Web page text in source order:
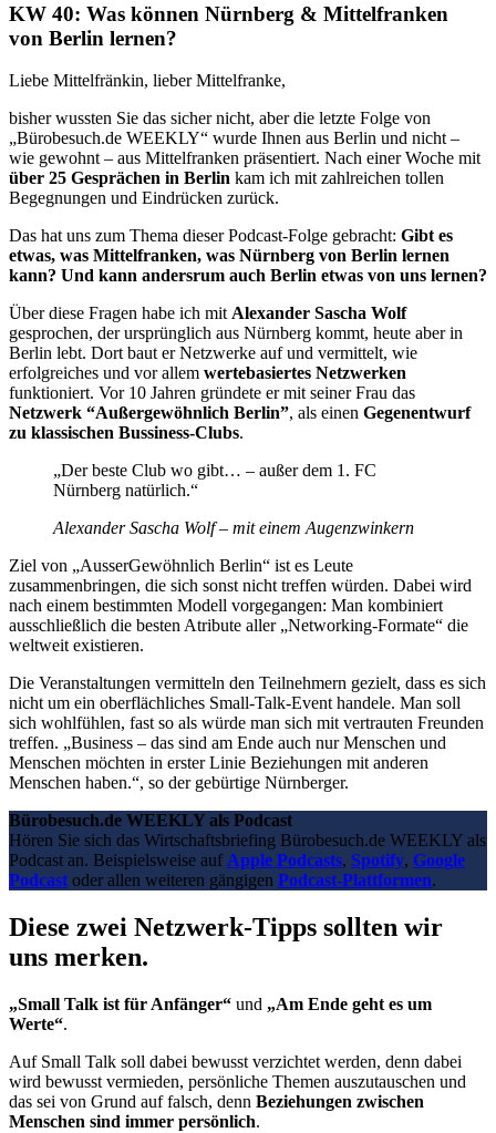
KW 40: Was können Nürnberg & Mittelfranken
von Berlin lernen?
Liebe Mittelfränkin, lieber Mittelfranke,
bisher wussten Sie das sicher nicht, aber die letzte Folge von
„Bürobesuch.de WEEKLY“ wurde Ihnen aus Berlin und nicht –
wie gewohnt – aus Mittelfranken präsentiert. Nach einer Woche mit
über 25 Gesprächen in Berlin kam ich mit zahlreichen tollen
Begegnungen und Eindrücken zurück.
Das hat uns zum Thema dieser Podcast-Folge gebracht: Gibt es
etwas, was Mittelfranken, was Nürnberg von Berlin lernen
kann? Und kann andersrum auch Berlin etwas von uns lernen?
Über diese Fragen habe ich mitAlexander Sascha Wolf
gesprochen, der ursprünglich aus Nürnberg kommt, heute aber in
Berlin lebt. Dort baut er Netzwerke auf und vermittelt, wie
erfolgreiches und vor allem wertebasiertes Netzwerken
funktioniert. Vor 10 Jahren gründete er mit seiner Frau das
Netzwerk “Außergewöhnlich Berlin”, als einen Gegenentwurf
zu klassischen Bussiness-Clubs.
„Der beste Club wo gibt… – außer dem 1. FC
Nürnberg natürlich.“
Alexander Sascha Wolf – mit einem Augenzwinkern
Ziel von „AusserGewöhnlich Berlin“ ist es Leute
zusammenbringen, die sich sonst nicht treffen würden. Dabei wird
nach einem bestimmten Modell vorgegangen: Man kombiniert
ausschließlich die besten Atribute aller „Networking-Formate“ die
weltweit existieren.
Die Veranstaltungen vermitteln den Teilnehmern gezielt, dass es sich
nicht um ein oberflächliches Small-Talk-Event handele. Man soll
sich wohlfühlen, fast so als würde man sich mit vertrauten Freunden
treffen. „Business – das sind am Ende auch nur Menschen und
Menschen möchten in erster Linie Beziehungen mit anderen
Menschen haben.“, so der gebürtige Nürnberger.
Bürobesuch.de WEEKLY als Podcast
Hören Sie sich das Wirtschaftsbriefing Bürobesuch.de WEEKLY als
Podcast an. Beispielsweise aufApple Podcasts, Spotify, Google
Podcastoder allen weiteren gängigen Podcast-Plattformen.
Diese zwei Netzwerk-Tipps sollten wir
uns merken.
„Small Talk ist für Anfänger“ und „Am Ende geht es um
Werte“.
Auf Small Talk soll dabei bewusst verzichtet werden, denn dabei
wird bewusst vermieden, persönliche Themen auszutauschen und
das sei von Grund auf falsch, denn Beziehungen zwischen
Menschen sind immer persönlich.